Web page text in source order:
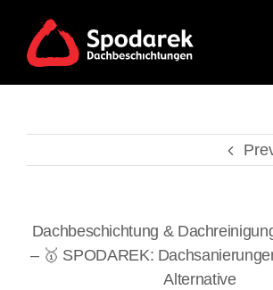
content
Dachbeschichtung &
– 🥇 SPODAREK:
Alternative